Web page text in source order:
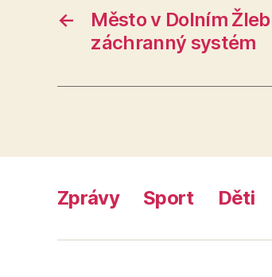
←
Město v Dolním
záchranný systém
Zprávy Sport Děti